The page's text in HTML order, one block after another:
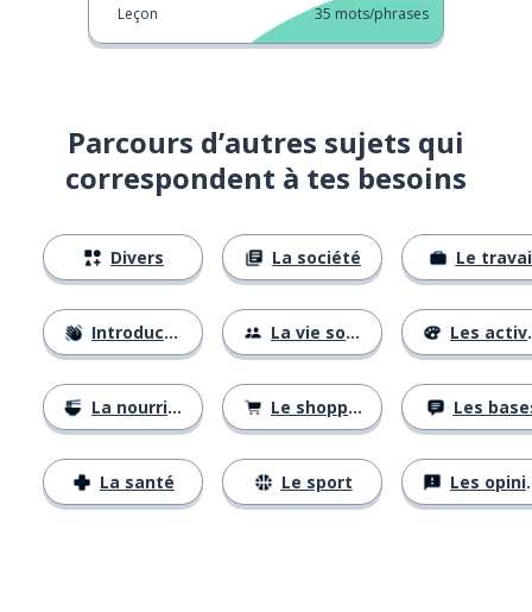
Leçon 35 mots/phrases
Parcours d’autres sujets qui
correspondent à tes besoins
Divers
Introductions
La nourriture
La santé
La société
La vie sociale
Le shopping
Le sport
Le
Les activités
Les
Les opinions